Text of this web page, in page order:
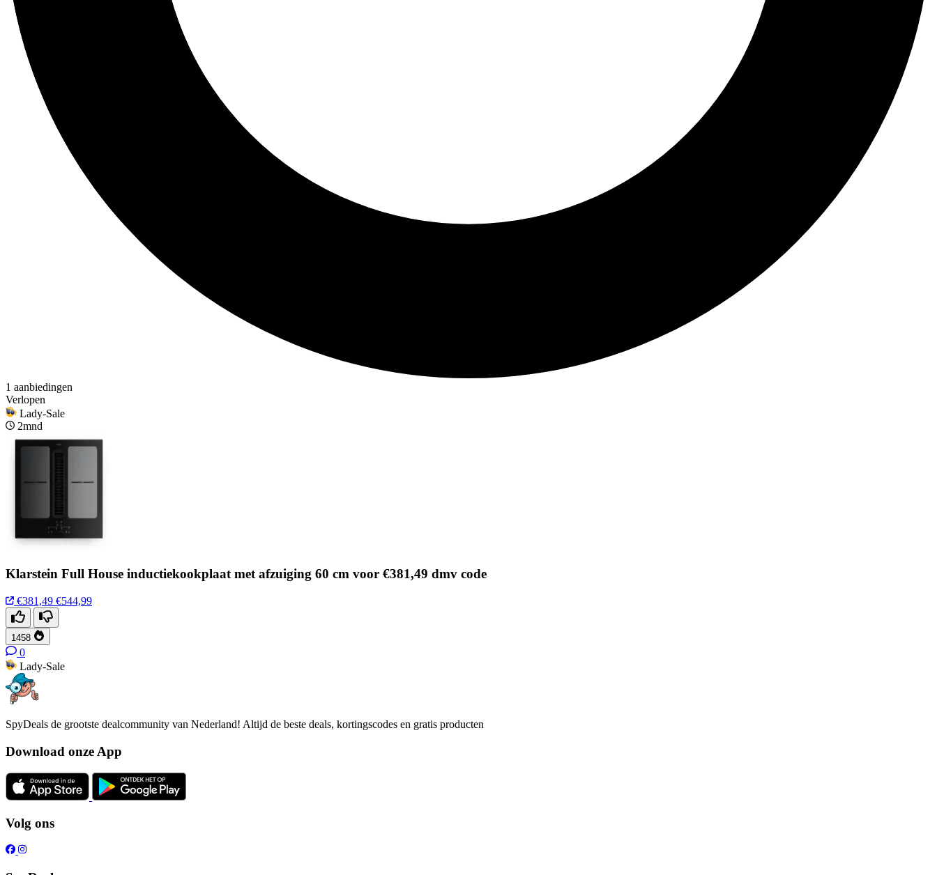
1 aanbiedingen
Verlopen
Lady-Sale
2mnd
Klarstein Full House inductiekookplaat met afzuiging 60 cm voor €381,49 dmv code
€381,49 €544,99
1458
0
Lady-Sale
SpyDeals de grootste dealcommunity van Nederland! Altijd de beste deals, kortingscodes en gratis producten
Download onze App
Volg ons